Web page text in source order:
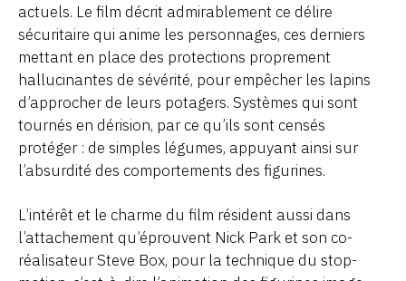
actuels. Le film décrit admirablement ce délire
sécuritaire qui anime les personnages, ces derniers
mettant en place des protections proprement
hallucinantes de sévérité, pour empêcher les lapins
d’approcher de leurs potagers. Systèmes qui sont
tournés en dérision, par ce qu’ils sont censés
protéger : de simples légumes, appuyant ainsi sur
l’absurdité des comportements des figurines.
L’intérêt et le charme du film résident aussi dans
l’attachement qu’éprouvent Nick Park et son co-
réalisateur Steve Box, pour la technique du stop-